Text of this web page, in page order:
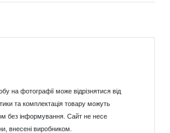
на фотографії може відрізнятися від
та комплектація товару можуть
без інформування. Сайт не несе
внесені виробником.